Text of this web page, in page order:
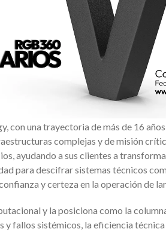
una trayectoria de más de 16 años
complejas y de misión
ayudando a sus clientes a
para descifrar sistemas técnicos
y certeza en la operación de
y la posiciona como la
fallos sistémicos, la eficiencia técnica